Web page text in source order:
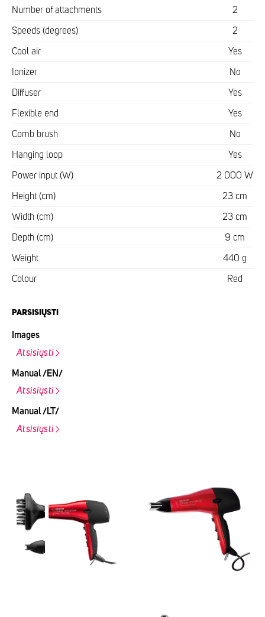
Number of attachments 2
Speeds (degrees) 2
Cool air Yes
Ionizer No
Diffuser Yes
Flexible end Yes
Comb brush No
Hanging loop Yes
Power input (W) 2 000 W
Height (cm) 23 cm
Width (cm) 23 cm
Depth (cm) 9 cm
Weight 440 g
Colour Red
PARSISIŲSTI
Images
Atsisiųsti
Manual /EN/
Atsisiųsti
Manual /LT/
Atsisiųsti